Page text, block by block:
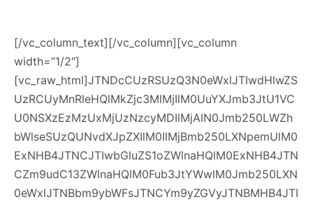
[/vc_column_text][/vc_column][vc_column width=”1/2″][vc_raw_html]JTNDcCUzRSUzQ3N0eWxlJTIwdHlwZSUzRCUyMnRleHQlMkZjc3MlMjIlM0UuYXJmb3JtU1VCU0NSXzEzMzUxMjUzNzcyMDIlMjAlN0Jmb250LWZhbWlseSUzQUNvdXJpZXIlM0IlMjBmb250LXNpemUlM0ExNHB4JTNCJTIwbGluZS1oZWlnaHQlM0ExNHB4JTNCZm9udC13ZWlnaHQlM0Fub3JtYWwlM0Jmb250LXN0eWxlJTNBbm9ybWFsJTNCYm9yZGVyJTNBMHB4JTIwc29saWQlMjAlMjNmZjAwMDAlM0Jib3JkZXItcmFkaXVzJTNBOHB4JTNCY29sb3IlM0ElMjM2MDUwNTAlM0JkaXNwbGF5JTNBJTIwYmxvY2slM0Jib3gtc2hhZG93JTNBJTIwOHB4JTIwOHB4JTIwNXB4JTIwJTIzODg4ODg4JTNCYmFja2dyb3VuZC1jb2xvciUzQSUyM2MzYzNjMyUzQiU3RCU0MG1lZGlhJTIwb25seSUyMHNjcmVlbiUyMGFuZCUyMCUyOCUyMG1pbi13aWR0aCUzQSUyMDE0MDVweCUyMCUyOSUyMCU3QiUyMCU3RCU0MG1lZGlhJTIwb25seSUyMHNjcmVlbiUyMGFuZCUyMCUyOCUyMG1pbi13aWR0aCUzQSUyMDExMDBweCUyMCUyOSUyMGFuZCUyMCUyOCUyMG1heC13aWR0aCUzQSUyMDE0MDVweCUyOSUyMCU3QiUyMCU3RCU0MG1lZGlhJTIwb25seSUyMHNjcmVlbiUyMGFuZCUyMCUyOCUyMG1pbi13aWR0aCUzQSUyMDk4MXB4JTIwJTI5JTIwYW5kJTIwJTI4JTIwbWF4LXdpZHRoJTNBJTIwMTEwMHB4JTIwJTI5JTIwJTdCJTIwJTdEJTQwbWVkaWElMjBvbmx5JTIwc2NyZWVuJTIwYW5kJTIwJTI4JTIwbWluLXdpZHRoJTNBJTIwNzY4cHglMjAlMjklMjBhbmQlMjAlMjglMjBtYXgtd2lkdGglM0ElMjA5ODBweCUyMCUyOSUyMCU3QiU3RCU0MG1lZGlhJTIwb25seSUyMHNjcmVlbiUyMGFuZCUyMCUyOCUyMG1pbi13aWR0aCUzQSUyMDQ4MHB4JTIwJTI5JTIwYW5kJTIwJTI4JTIwbWF4LXdpZHRoJTNBJTIwNzY3cHglMjAlMjklMjAlN0IlN0QlNDBtZWRpYSUyMG9ubHklMjBzY3JlZW4lMjBhbmQlMjAlMjglMjBtYXgtd2lkdGglM0ElMjA0NzlweCUyMCUyOSUyMCU3QiU3RC5hcmZvcm1TVUJTQ1JfMTMzNTEyNTM3NzIwMiUyMGxhYmVsLmFyX3JlcSUzQSUzQWFmdGVyJTIwJTdCJTIwY29udGVudCUzQSUyMCUyMiUyMCUyQSUyMiUzQiUyMHBhZGRpbmctcmlnaHQlM0E0cHglM0IlMjAlN0QuYXJmb3JtU1VCU0NSXzEzMzUxMjUzNzcyMDIlMjBsYWJlbCUyMCU3QiUyMGNvbG9yJTNBJTIwJTIzNjA1MDUwJTNCJTIwdGV4dC1hbGlnbiUzQWxlZnQlM0IlMjBmb250LWZhbWlseSUzQUNvdXJpZXIlM0IlMjBmb250LXNpemUlM0ExNHB4JTNCJTIwbGluZS1oZWlnaHQlM0ExNHB4JTNCZm9udC13ZWlnaHQlM0Fub3JtYWwlM0Jmb250LXN0eWxlJTNBbm9ybWFsJTNCJTdELmFyZm9ybVNVQlNDUl8xMzM1MTI1Mzc3MjAyJTIwLmhlbHAlMjAlN0IlMjBjb2xvciUzQSUyMCUyMzYwNTA1MCUzQmZvbnQtZmFtaWx5JTNBT3BlbiUyMFNhbnMlM0IlMjBmb250LXNpemUlM0ExMHB4JTNCJTIwbGluZS1oZWlnaHQlM0ExNHB4JTNCZm9udC13ZWlnaHQlM0Fub3JtYWwlM0Jmb250LXN0eWxlJTNBbm9ybWFsJTNCJTdELmFyLXNob3J0JTIwJTdCJTIwbWF4LXdpZHRoJTNBJTIwMjAwcHglMjFpbXBvcnRhbnQlM0IlMjAlN0QuYXItaW5saW5lLW1hcmdpbiUyMCU3QiUyMG1hcmdpbi1yaWdodCUzQTFlbSUzQiUyMCU3RCUzQyUyRnN0eWxlJTNFJTNDJTJGcCUzRSUwQSUzQ2RpdiUyMGNsYXNzJTNEJTIyYXI1JTIyJTIwc3R5bGUlM0QlMjJ3aWR0aCUzQSUyMDEwMCUyNSUzQiUyMiUzRSUwQSUzQ2RpdiUyMGNsYXNzJTNEJTIyYXJmb3JtU1VCU0NSXzEzMzUxMjUzNzcyMDIlMjIlM0UlM0Nmb3JtJTIwc3R5bGUlM0QlMjJtYXJnaW4tbGVmdCUzQSUyMDMzcHglM0IlMjBtYXJnaW4tcmlnaHQlM0ElMjAxZW0lM0IlMjBwYWRkaW5nLXRvcCUzQSUyMDFlbSUzQiUyMHBhZGRpbmctYm90dG9tJTNBJTIwMWVtJTNCJTIyJTIwYWNjZXB0LWNoYXJzZXQlM0QlMjJVVEYtOCUyMiUyMGFjdGlvbiUzRCUyMmh0dHBzJTNBJTJGJTJGd3d3LmUtYWN0Lm5sJTJGYWglMkZhY3Rpb24lMjIlMjBtZXRob2QlM0QlMjJQT1NUJTIyJTNFJTBBJTNDcCUzRSUzQ2lucHV0JTIwbmFtZSUzRCUyMmFkbWluX2lkJTIyJTIwdHlwZSUzRCUyMmhpZGRlbiUyMiUyMHZhbHVlJTNEJTIyNSUyMiUyMCUyRiUzRSUzQ2lucHV0JTIwbmFtZSUzRCUyMnRyaWdnZXJfY29kZSUyMiUyMHR5cGUlM0QlMjJoaWRkZW4lMjIlMjB2YWx1ZSUzRCUyMlNVQlNDUl8xMzM1MTI1Mzc3MjAyJTIyJTIwJTJGJTNFJTNDaW5wdXQlMjBuYW1lJTNEJTIyY29uZmlybSUyMiUyMHR5cGUlM0QlMjJoaWRkZW4lMjIlMjB2YWx1ZSUzRCUyMmZhbHNlJTIyJTIwJTJGJTNFJTNDaW5wdXQlMjBpZCUzRCUyMnJlbGF0aW9uX2F2ZzFfdGV4dCUyMiUyMG5hbWUlM0QlMjJyZWxhdGlvbl9hdmcxX3RleHQlMjIlMjB0eXBlJTNEJTIyaGlkZGVuJTIyJTIwdmFsdWUlM0QlMjJJayUyMG9uZGVyc2NocmlqZiUyMGhldCUyMiUyMCUyRiUzRSUzQ2lucHV0JTIwaWQlM0QlMjJyZWxhdGlvbl9hdmcxX3VybCUyMiUyMG5hbWUlM0QlMjJyZWxhdGlvbl9hdmcxX3VybCUyMiUyMHR5cGUlM0QlMjJoaWRkZW4lMjIlMjB2YWx1ZSUzRCUyMmh0dHBzJTNBJTJGJTJGd3d3LmF1dG9yZXNwb25kLm5sJTJGcHJpdmFjeSUyRiUyMiUyMCUyRiUzRSUzQ2lucHV0JTIwaWQlM0QlMjJyZWxhdGlvbl9hdmcyX3RleHQlMjIlMjBuYW1lJTNEJTIycmVsYXRpb25fYXZnMl90ZXh0JTIyJTIwdHlwZSUzRCUyMmhpZGRlbiUyMiUyMHZhbHVlJTNEJTIySWslMjBvbnR2YW5nJTIwNSUyMGVtYWlscyUyMGVuJTIwZGUlMjBuaWV1d3NicmllZiUyMG1ldCUyMG5vZyUyMG1lZXIlMjB0aXBzJTIyJTIwJTJGJTNFJTNDJTJGcCUzRSUwQSUzQ2RpdiUyMGlkJTNEJTIyYXJmb3JtdGl0bGUlMjIlMjBjbGFzcyUzRCUyMmZvcm0tZ3JvdXAlMjIlMjBzdHlsZSUzRCUyMmZvbnQtZmFtaWx5JTNBJTIwQ291cmllciUzQiUyMGZvbnQtc2l6ZSUzQSUyMDIycHglM0IlMjBsaW5lLWhlaWdodCUzQSUyMDIzcHglM0IlMjBmb250LXdlaWdodCUzQSUyMG5vcm1hbCUzQiUyMGZvbnQtc3R5bGUlM0ElMjBub3JtYWwlM0IlMjBjb2xvciUzQSUyMCUyMzAwMDAwMCUzQiUyMG1hcmdpbiUzQSUyMDBweCUzQiUyMHBhZGRpbmclM0ElMjAwcHglM0IlMjB0ZXh0LWFsaWduJTNBJTIwbGVmdCUzQiUyMiUzRSUwQSUzQ3AlM0VMZWVyJUMyJUEwaW4lMjA1JTIwZ3JhdGlzJTIwbGVzc2VuJTIwZWVuJTIwbmlldXdzYnJpZWYlMjBvcHpldHRlbiUyMGRpZSUyMG9temV0JTIwb3BsZXZlcnQlM0MlMkZwJTNFJTBBJTNDJTJGZGl2JTNFJTBBJTNDZGl2JTIwY2xhc3MlM0QlMjJmb3JtLWdyb3VwJTIyJTNFJTNDbGFiZWwlMjBjbGFzcyUzRCUyMiUyMHNyLW9ubHklMjBhcl9yZXElMjIlMjBmb3IlM0QlMjJyZWxhdGlvbl9maXJzdE5hbWUlMjIlM0VWb29ybmFhbSUzQyUyRmxhYmVsJTNFJTNDaW5wdXQlMjBpZCUzRCUyMnJlbGF0aW9uX2ZpcnN0TmFtZSUyMiUyMGNsYXNzJTNEJTIyZm9ybS1jb250cm9sJTIyJTIwbmFtZSUzRCUyMnJlbGF0aW9uX2ZpcnN0TmFtZSUyMiUyMHR5cGUlM0QlMjJ0ZXh0JTIyJTIwdmFsdWUlM0QlMjIlMjIlMjBwbGFjZWhvbGRlciUzRCUyMlZvb3JuYWFtJTIyJTIwJTJGJTNFJTNDJTJGZGl2JTNFJTBBJTNDZGl2JTIwY2xhc3MlM0QlMjJmb3JtLWdyb3VwJTIyJTNFJTNDbGFiZWwlMjBjbGFzcyUzRCUyMiUyMHNyLW9ubHklMjBhcl9yZXElMjIlMjBmb3IlM0QlMjJyZWxhdGlvbl9lbWFpbCUyMiUzRUUtbWFpbCUzQyUyRmxhYmVsJTNFJTNDaW5wdXQlMjBpZCUzRCUyMnJlbGF0aW9uX2VtYWlsJTIyJTIwY2xhc3MlM0QlMjJmb3JtLWNvbnRyb2wlMjIlMjBuYW1lJTNEJTIycmVsYXRpb25fZW1haWwlMjIlMjB0eXBlJTNEJTIyZW1haWwlMjIlMjB2YWx1ZSUzRCUyMiUyMiUyMHBsYWNlaG9sZGVyJTNEJTIyRS1tYWlsJTIyJTIwJTJGJTNFJTNDJTJGZGl2JTNFJTBBJTNDZGl2JTIwY2xhc3MlM0QlMjJmb3JtLWdyb3VwJTIyJTIwc3R5bGUlM0QlMjJtYXJnaW4lM0ElMjAwcHglM0IlMjBwYWRkaW5nJTNBJTIwMHB4JTNCJTIwdGV4dC1hbGlnbiUzQSUyMHJpZ2h0JTNCJTIyJTNFJTNDaW1nJTIwd2lkdGglM0QlMjIwJTI1JTIyJTIwaGVpZ2h0JTNEJTIyMCUyNSUyMiUyMGJvcmRlciUzRCUyMjElMjIlMjAlMkYlM0UlM0MlMkZkaXYlM0UlMEElM0NkaXYlMjBjbGFzcyUzRCUyMmNoZWNrYm94JTIyJTNFJTNDbGFiZWwlM0UlM0NpbnB1dCUyMGlkJTNEJTIycmVsYXRpb25fYXZnMiUyMiUyMHN0eWxlJTNEJTIyd2lkdGglM0ElMjAxNnB4JTNCJTIwaGVpZ2h0JTNBJTIwMTZweCUzQiUyMHBhZGRpbmctcmlnaHQlM0ElMjAxZW0lM0IlMjB2ZXJ0aWNhbC1hbGlnbiUzQSUyMG1pZGRsZSUzQiUyMHBvc2l0aW9uJTNBJTIwcmVsYXRpdmUlM0IlMjIlMjBuYW1lJTNEJTIycmVsYXRpb25fYXZnMiUyMiUyMHR5cGUlM0QlMjJjaGVja2JveCUyMiUyMCUyRiUzRSVDMiVBMCVDMiVBMElrJTIwb250dmFuZyUyMDUlMjBlbWFpbHMlMjBlbiUyMGRlJTIwbmlldXdzYnJpZWYlMjBtZXQlMjBub2clMjBtZWVyJTIwdGlwcyUzQyUyRmxhYmVsJTNFJTNDJTJGZGl2JTNFJTBBJTNDZGl2JTIwY2xhc3MlM0QlMjJjaGVja2JveCUyMiUzRSUzQ2xhYmVsJTNFJTNDaW5wdXQlMjBpZCUzRCUyMnJlbGF0aW9uX2F2ZzElMjIlMjBzdHlsZSUzRCUyMndpZHRoJTNBJTIwMTZweCUzQiUyMGhlaWdodCUzQSUyMDE2cHglM0IlMjBwYWRkaW5nLXJpZ2h0JTNBJTIwMWVtJTNCJTIwdmVydGljYWwtYWxpZ24lM0ElMjBtaWRkbGUlM0IlMjBwb3NpdGlvbiUzQSUyMHJlbGF0aXZlJTNCJTIyJTIwbmFtZSUzRCUyMnJlbGF0aW9uX2F2ZzElMjIlMjB0eXBlJTNEJTIyY2hlY2tib3glMjIlMjAlMkYlM0UlQzIlQTAlQzIlQTBJayUyMG9uZGVyc2NocmlqZiUyMGhldCUyMCUzQ2ElMjBocmVmJTNEJTIyaHR0cHMlM0ElMkYlMkZ3d3cuYXV0b3Jlc3BvbmQubmwlMkZwcml2YWN5JTJGJTIyJTIwdGFyZ2V0JTNEJTIyX2JsYW5rJTIyJTIwcmVsJTNEJTIybm9vcGVuZXIlMjBub3JlZmVycmVyJTIyJTNFJTNDc3BhbiUyMHN0eWxlJTNEJTIyY29sb3IlM0ElMjAlMjM2MDUwNTAlM0IlMjIlM0Vwcml2YWN5LXJlZ2xlbWVudCUzQyUyRnNwYW4lM0UlM0MlMkZhJTNFJTNDJTJGbGFiZWwlM0UlM0MlMkZkaXYlM0UlMEElM0NkaXYlMjBjbGFzcyUzRCUyMmZvcm0tZ3JvdXAlMjIlM0UlMEElM0NkaXYlMjBjbGFzcyUzRCUyMnRleHQtbGVmdCUyMiUzRSUzQ2J1dHRvbiUyMGNsYXNzJTNEJTIyYnRuJTIyJTIwc3R5bGUlM0QlMjJwYWRkaW5nJTNBJTIwMzBweCUzQiUyMGJvcmRlciUzQSUyMDBweCUyMHNvbGlkJTIwJTIzYWFhYWFhJTNCJTIwYm9yZGVyLXJhZGl1cyUzQSUyMDhweCUzQiUyMGNvbG9yJTNBJTIwJTIzZmZmZmZmJTIxaW1wb3J0YW50JTNCJTIwZm9udC1mYW1pbHklM0ElMjBDb3VyaWVyJTNCJTIwZm9udC1zaXplJTNBJTIwMjZweCUzQiUyMGxpbmUtaGVpZ2h0JTNBJTIwMTNweCUzQiUyMGZvbnQtd2VpZ2h0JTNBJTIwbm9ybWFsJTNCJTIwZm9udC1zdHlsZSUzQSUyMG5vcm1hbCUzQiUyMGJhY2tncm91bmQtY29sb3IlM0ElMjAlMjNFRjQ3NkYlMjFpbXBvcnRhbnQlM0IlMjB3aWR0aCUzQSUyMDEwMCUyNSUzQiUyMiUyMHRpdGxlJTNEJTIya2xpayUyMGhpZXIlMjIlMjB0eXBlJTNEJTIyc3VibWl0JTIyJTNFVmVyc3R1dXIlM0MlMkZidXR0b24lM0UlM0MlMkZkaXYlM0UlMEElM0MlMkZkaXYlM0UlMEElM0NkaXYlMjBjbGFzcyUzRCUyMmVtYWlsRmllbGQlMjIlMjBzdHlsZSUzRCUyMmRpc3BsYXklM0ElMjBub25lJTIxaW1wb3J0YW50JTNCJTIyJTNFZGl0JTIwdmVsZCUyMG5pZXQlMjBpbnZ1bGxlbiUyMHMudi5wLiUzQ2lucHV0JTIwbmFtZSUzRCUyMmVtYWlsYWRkcmVzcyUyMiUyMHR5cGUlM0QlMjJ0ZXh0JTIyJTIwJTJGJTNFJTNDJTJGZGl2JTNFJTBBJTNDJTJGZm9ybSUzRSUzQyUyRmRpdiUzRSUwQSUzQyUyRmRpdiUzRSUwQSUzQ3AlM0UlM0NzY3JpcHQlMjB0eXBlJTNEJTIydGV4dCUyRmphdmFzY3JpcHQlMjIlM0UlMEElMjBmdW5jdGlvbiUyMGNoZWNrU1VCU0NSXzEzMzUxMjUzNzcyMDIlMjhmb3JtJTI5JTIwJTdCJTBBJTIwJTIwdmFyJTIwbWlzc2luZyUyMCUzRCUyMGZhbHNlJTNCJTBBJTIwJTIwdmFyJTIwYXZnJTIwJTNEJTIwZmFsc2UlM0IlMEElMjAlMjB2YXIlMjBtaXNzaW5nRmllbGRzJTIwJTNEJTIwJTI3JTI3JTNCJTBBJTIwJTIwZm9yJTIwJTI4aSUzRDAlM0IlMjBpJTNDZm9ybS5lbGVtZW50cy5sZW5ndGglM0IlMjBpJTJCJTJCJTI5JTIwJTdCJTBBJTNDcCUzRSUyMCUyMCUyMGlmJTIwJTI4Zm9ybS5lbGVtZW50cyU1QmklNUQubmFtZSUyMCUzRCUzRCUzRCUyMCUyN3JlbGF0aW9uX2ZpcnN0TmFtZSUyNyUyOSUyMCU3QiUwQSUyMCUyMCUyMCUyMGlmJTIwJTI4Zm9ybS5lbGVtZW50cyU1QmklNUQudmFsdWUlMjAlM0QlM0QlM0QlMjAlMjclMjclMjklMjAlN0IlMEElMjAlMjAlMjAlMjAlMjBtaXNzaW5nJTIwJTNEJTIwdHJ1ZSUzQiUwQSUyMCUyMCUyMCUyMCUyMG1pc3NpbmdGaWVsZHMlMjAlM0QlMjBtaXNzaW5nRmllbGRzJTIwJTJCJTIwJTI3JTVDblZvb3JuYWFtJTI3JTNCJTBBJTIwJTIwJTIwJTIwJTdEJTBBJTIwJTIwJTIwJTdEJTBBJTIwJTIwJTIwaWYlMjAlMjhmb3JtLmVsZW1lbnRzJTVCaSU1RC5uYW1lJTIwJTNEJTNEJTNEJTIwJTI3cmVsYXRpb25fZW1haWwlMjclMjklMjAlN0IlMEElMjAlMjAlMjAlMjBpZiUyMCUyOGZvcm0uZWxlbWVudHMlNUJpJTVELnZhbHVlJTIwJTNEJTNEJTNEJTIwJTI3JTI3JTI5JTIwJTdCJTBBJTIwJTIwJTIwJTIwJTIwbWlzc2luZyUyMCUzRCUyMHRydWUlM0IlMEElMjAlMjAlMjAlMjAlMjBtaXNzaW5nRmllbGRzJTIwJTNEJTIwbWlzc2luZ0ZpZWxkcyUyMCUyQiUyMCUyNyU1Q25FLW1haWwlMjclM0IlMEElMjAlMjAlMjAlMjAlN0QlMEElMjAlMjAlMjAlN0QlMEElMjAlMjAlN0QlMEElMjAlMjBpZiUyMCUyOG1pc3NpbmclMjklMjAlN0IlMEElMjAlMjAlMjBhbGVydCUyOCUyN0RlJTIwb25kZXJzdGFhbmRlJTIwdmVsZGVuJTIwbW9ldGVuJTIwemlqbiUyMGluZ2V2dWxkJTNBJTVDbiUyNyUyMCUyQiUyMG1pc3NpbmdGaWVsZHMlMjklM0IlMEElMjAlMjAlMjByZXR1cm4lMjBmYWxzZSUzQiUwQSUyMCUyMCU3RCUwQSUyMCUyMGlmJTIwJTI4JTIxZm9ybS5lbGVtZW50cyU1QiUyMnJlbGF0aW9uX2F2ZzElMjIlNUQuY2hlY2tlZCUyOSUyMCU3QiUwQSUyMCUyMCUyMGFsZXJ0JTI4JTI3RXIlMjBpcyUyMGdlZW4lMjB0b2VzdGVtbWluZyUyMGdlZ2V2ZW4lMjclMjklM0IlMEElMjAlMjAlMjByZXR1cm4lMjBmYWxzZSUzQiUwQSUyMCUyMCU3RCUwQSUyMCUyMGlmJTIwJTI4JTIxZm9ybS5lbGVtZW50cyU1QiUyMnJlbGF0aW9uX2F2ZzIlMjIlNUQuY2hlY2tlZCUyOSUyMCU3QiUwQSUyMCUyMCUyMGFsZXJ0JTI4JTI3RXIlMjBpcyUyMGdlZW4lMjB0b2VzdGVtbWluZyUyMGdlZ2V2ZW4lMjclMjklM0IlMEElMjAlMjAlMjByZXR1cm4lMjBmYWxzZSUzQiUwQSUyMCUyMCU3RCUwQSUyMCUyMHJldHVybiUyMH